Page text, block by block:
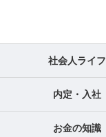
社会人ライフ
内定・入社
お金の知識